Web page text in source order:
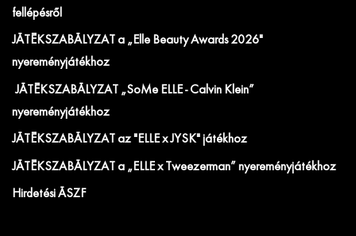
fellépésről
JÁTÉKSZABÁLYZAT a „Elle Beauty Awards 2026"
nyereményjátékhoz
JÁTÉKSZABÁLYZAT „SoMe ELLE - Calvin Klein”
nyereményjátékhoz
JÁTÉKSZABÁLYZAT az "ELLE x JYSK" játékhoz
JÁTÉKSZABÁLYZAT a „ELLE x Tweezerman” nyereményjátékhoz
Hirdetési ÁSZF